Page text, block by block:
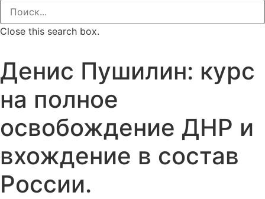
Close this search box.
Денис Пушилин: курс
на полное
освобождение ДНР и
вхождение в состав
России.